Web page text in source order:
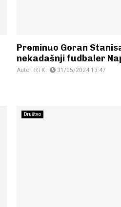
Preminuo Goran
nekadašnji fudbaler
Autor: RTK 31/05/2024 13:47
Društvo